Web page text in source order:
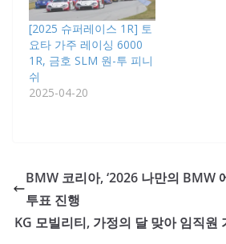
[2025 슈퍼레이스 1R] 토
요타 가주 레이싱 6000
1R, 금호 SLM 원-투 피니
쉬
2025-04-20
BMW 코리아, ‘2026 나만의 BMW
투표 진행
KG 모빌리티, 가정의 달 맞아 임직원